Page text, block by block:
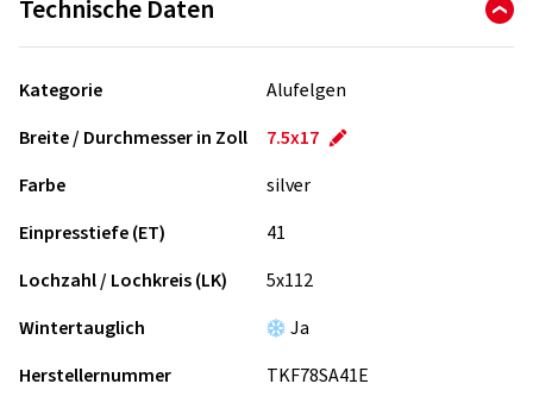
Technische Daten
Kategorie
Alufelgen
Breite / Durchmesser in Zoll
7.5x17
Farbe
silver
Einpresstiefe (ET)
41
Lochzahl / Lochkreis (LK)
5x112
Wintertauglich
Ja
Herstellernummer
TKF78SA41E